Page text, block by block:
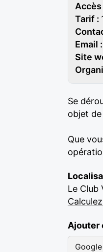
Accès
Tarif :
Email :
Site
Se
objet
Que
Le Club
Ajouter